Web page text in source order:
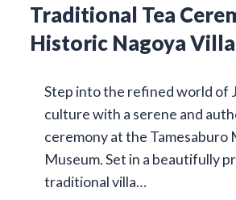
Traditional Tea
Historic Nagoya Villa
Step into the refined world of
culture with a serene and
ceremony at the Tamesaburo
Museum. Set in a beautifully
traditional villa…